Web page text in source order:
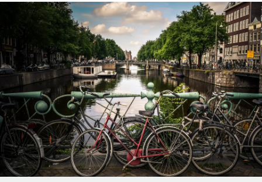
Chiedi a un esperto
Affidati agli esperti per la gestione HR e la
compliance globale
Partner tecnologici strategici
Integra l'HR globale nella tua piattaforma in modo
flessibile
CASE STUDIES
Français
Deutsch
Español
Italiano
Português (Portugal)
日本語